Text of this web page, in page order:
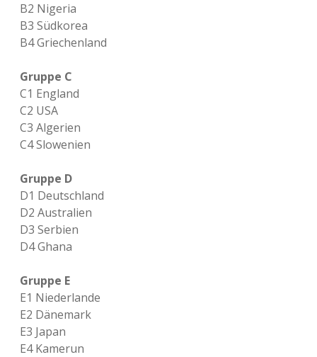
B2 Nigeria
B3 Südkorea
B4 Griechenland
Gruppe C
C1 England
C2 USA
C3 Algerien
C4 Slowenien
Gruppe D
D1 Deutschland
D2 Australien
D3 Serbien
D4 Ghana
Gruppe E
E1 Niederlande
E2 Dänemark
E3 Japan
E4 Kamerun